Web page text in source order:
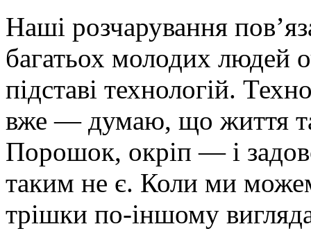
Наші розчарування
багатьох молодих людей
підставі технологій.
вже — думаю, що життя
Порошок, окріп — і
таким не є. Коли ми
трішки по-іншому